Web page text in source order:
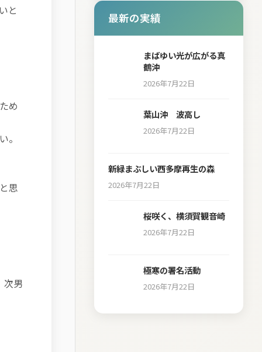
と
め
。
思
次男
最新の実績
まばゆい光が広がる真
鶴沖
2026年7月22日
葉山沖 波高し
2026年7月22日
新緑まぶしい西多摩再生の森
2026年7月22日
桜咲く、横須賀観音崎
2026年7月22日
極寒の署名活動
2026年7月22日